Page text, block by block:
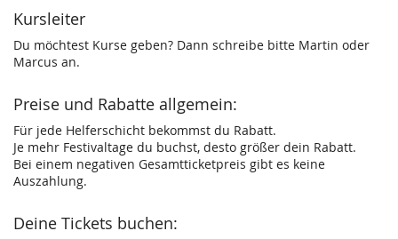
Kursleiter
Du möchtest Kurse geben? Dann schreibe bitte Martin oder
Marcus an.
Preise und Rabatte allgemein:
Für jede Helferschicht bekommst du Rabatt.
Je mehr Festivaltage du buchst, desto größer dein Rabatt.
Bei einem negativen Gesamtticketpreis gibt es keine
Auszahlung.
Deine Tickets buchen: